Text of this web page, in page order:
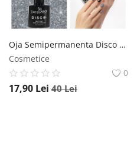
Oja Semipermanenta Disco SensoPRO Milano 10ml - Jump & Dance #10 SensoPRO Milano
Cosmetice
0
17,90 Lei 40Lei